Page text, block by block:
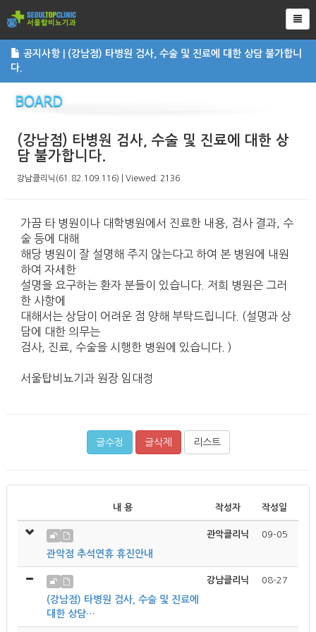
공지사항 | (강남점) 타병원 검사, 수술 및 진료에 대한 상담 불가합니
다.
(강남점) 타병원 검사, 수술 및 진료에 대한 상
담 불가합니다.
강남클리닉(61.82.109.116) | Viewed: 2136
가끔 타 병원이나 대학병원에서 진료한 내용, 검사 결과, 수
술 등에 대해
해당 병원이 잘 설명해 주지 않는다고 하여 본 병원에 내원
하여 자세한
설명을 요구하는 환자 분들이 있습니다. 저희 병원은 그러
한 사항에
대해서는 상담이 어려운 점 양해 부탁드립니다. (설명과 상
담에 대한 의무는
검사, 진료, 수술을 시행한 병원에 있습니다. )
서울탑비뇨기과 원장 임대정
글수정 글삭제 리스트
내 용 작성자 작성일
관악점 추석연휴 휴진안내
관악클리닉 09-05
(강남점) 타병원 검사, 수술 및 진료에
대한 상담…
강남클리닉 08-27